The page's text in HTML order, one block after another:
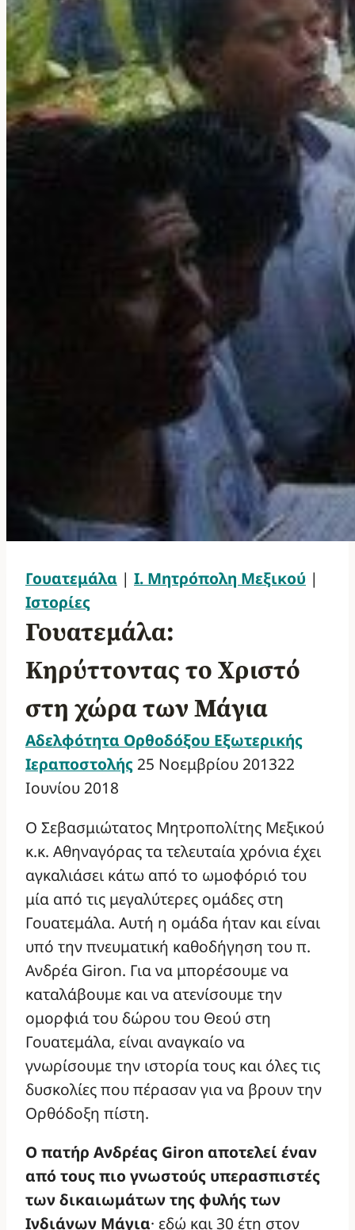
Γουατεμάλα | Ι. Μητρόπολη Μεξικού |
Ιστορίες
Γουατεμάλα:
Κηρύττοντας το Χριστό
στη χώρα των Μάγια
Αδελφότητα Ορθοδόξου Εξωτερικής
Ιεραποστολής 25 Νοεμβρίου 201322
Ιουνίου 2018
Ο Σεβασμιώτατος Μητροπολίτης Μεξικού
κ.κ. Αθηναγόρας τα τελευταία χρόνια έχει
αγκαλιάσει κάτω από το ωμοφόριό του
μία από τις μεγαλύτερες ομάδες στη
Γουατεμάλα. Αυτή η ομάδα ήταν και είναι
υπό την πνευματική καθοδήγηση του π.
Ανδρέα Giron. Για να μπορέσουμε να
καταλάβουμε και να ατενίσουμε την
ομορφιά του δώρου του Θεού στη
Γουατεμάλα, είναι αναγκαίο να
γνωρίσουμε την ιστορία τους και όλες τις
δυσκολίες που πέρασαν για να βρουν την
Ορθόδοξη πίστη.
Ο πατήρ Ανδρέας Giron αποτελεί έναν
από τους πιο γνωστούς υπερασπιστές
των δικαιωμάτων της φυλής των
Ινδιάνων Μάγια· εδώ και 30 έτη στον